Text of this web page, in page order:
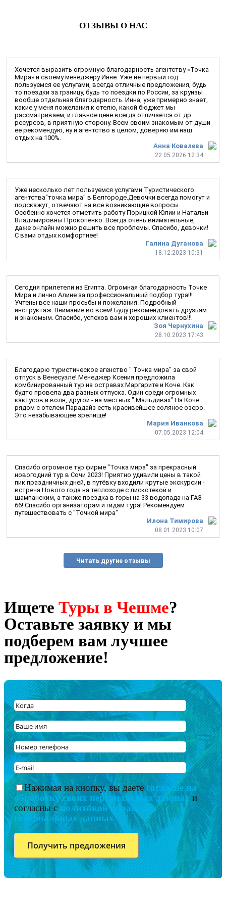
ОТЗЫВЫ О НАС
Анна Ковалева
22.05.2026 12:34
Хочется выразить огромную благодарность агентству «Точка
Мира» и своему менеджеру Инне. Уже не первый год
пользуемся ее услугами, всегда отличные предложения, будь
то поездки за границу, будь то поездки по России, за круизы
вообще отдельная благодарность. Инна, уже примерно знает,
какие у меня пожелания к отелю, какой бюджет мы
рассматриваем, и главное цене всегда отличается от др.
ресурсов, в приятную сторону. Всем своим знакомым от души
ее рекомендую, ну и агентство в целом, доверяю им наш
отдых на 100%.
Галина Дуганова
18.12.2023 10:31
Уже несколько лет пользуемся услугами Туристического
агентства"точка мира" в Белгороде.Девочки всегда помогут и
подскажут, отвечают на все возникающие вопросы.
Особенно хочется отметить работу Порицкой Юлии и Натальи
Владимировны Прокопенко. Всегда очень внимательные,
даже онлайн можно решить все проблемы. Спасибо, девочки!
С вами отдых комфортнее!
Зоя Чернухина
28.10.2023 17:43
Сегодня прилетели из Египта. Огромная благодарность Точке
Мира и лично Алине за профессиональный подбор тура!!!
Учтены все наши просьбы и пожелания. Подробный
инструктаж. Внимание во всём! Буду рекомендовать друзьям
и знакомым. Спасибо, успехов вам и хороших клиентов!!!
Мария Иванкова
07.05.2023 12:04
Благодарю туристическое агенство " Точка мира" за свой
отпуск в Венесуэле! Менеджер Ксения предложила
комбинированный тур на остравах Маргарите и Коче. Как
будто провела два разных отпуска. Один среди огромных
кактусов и волн, другой - на местных " Мальдивах".На Коче
рядом с отелем Парадайз есть красивейшее соляное озеро.
Это незабывающее зрелище!
Илона Тимирова
08.01.2023 10:07
Спасибо огромное тур фирме "Точка мира" за прекрасный
новогодний тур в Сочи 2023! Приятно удивили цены в такой
пик праздничных дней, в путёвку входили крутые экскурсии -
встреча Нового года на теплоходе с лискотекой и
шампанским, а также поездка в горы на 33 водопада на ГАЗ
66! Спасибо организаторам и гидам тура! Рекомендуем
путешествовать с "Точкой мира"
Читать другие отзывы
Ищете Туры в Чешме?
Оставьте заявку и мы
подберем вам лучшее
предложение!
Нажимая на кнопку, вы даетесогласие на
обработку своих персональных данныхи
согласны с политикой обработки
персональных данных